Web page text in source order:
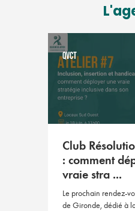
QVCT
Club
: comment
vraie stra ...
Le prochain rendez-
de Gironde, dédié à